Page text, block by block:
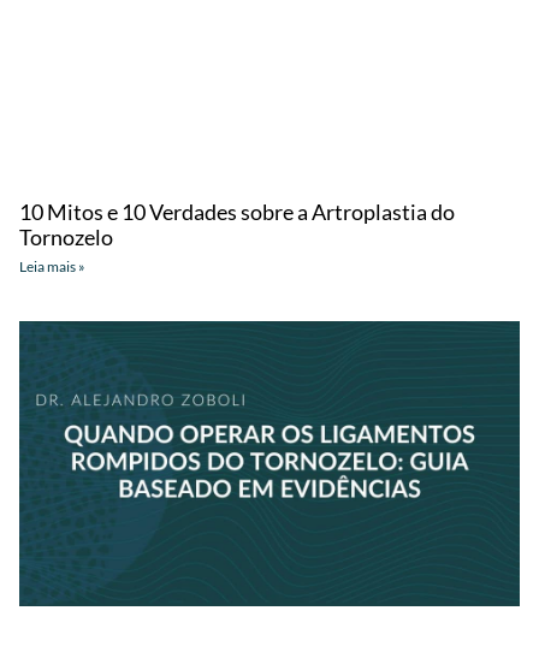
10 Mitos e 10 Verdades sobre a Artroplastia do
Tornozelo
Leia mais »